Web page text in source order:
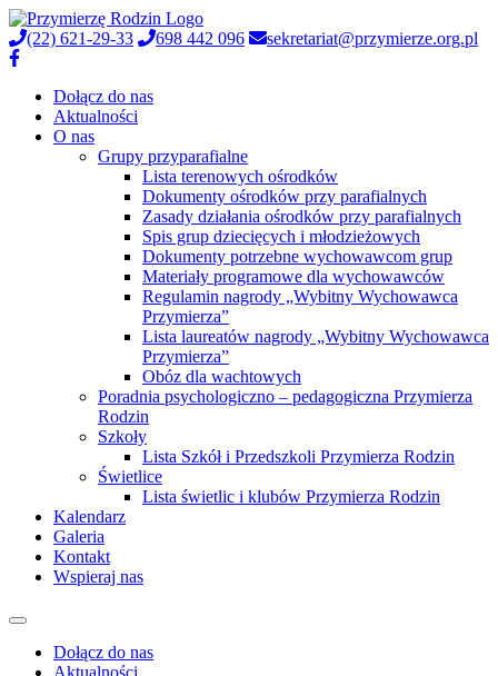
(22) 621-29-33 698 442 096 sekretariat@przymierze.org.pl
Dołącz do nas
Aktualności
O nas
Grupy przyparafialne
Lista terenowych ośrodków
Dokumenty ośrodków przy parafialnych
Zasady działania ośrodków przy parafialnych
Spis grup dziecięcych i młodzieżowych
Dokumenty potrzebne wychowawcom grup
Materiały programowe dla wychowawców
Regulamin nagrody „Wybitny Wychowawca
Przymierza”
Lista laureatów nagrody „Wybitny Wychowawca
Przymierza”
Obóz dla wachtowych
Poradnia psychologiczno – pedagogiczna Przymierza
Rodzin
Szkoły
Lista Szkół i Przedszkoli Przymierza Rodzin
Świetlice
Lista świetlic i klubów Przymierza Rodzin
Kalendarz
Galeria
Kontakt
Wspieraj nas
Dołącz do nas
Aktualności